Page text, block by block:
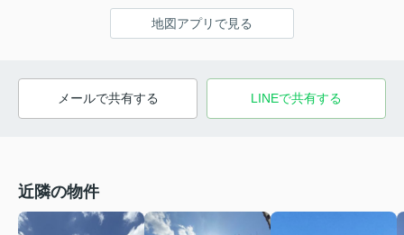
地図アプリで見る
メールで共有する LINEで共有する
近隣の物件